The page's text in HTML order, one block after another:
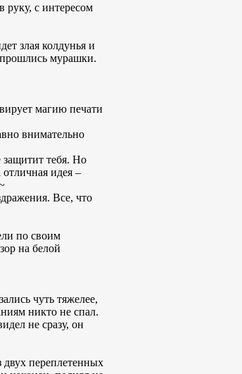
руку, с интересом
злая колдунья и
прошлись мурашки.
магию печати
внимательно
тебя. Но
идея –
Все, что
по своим
на белой
чуть тяжелее,
никто не спал.
не сразу, он
переплетенных